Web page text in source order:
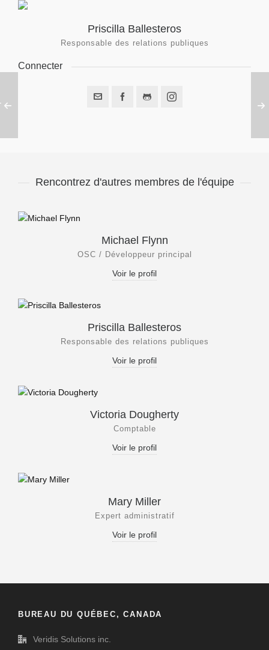
Priscilla Ballesteros
Responsable des relations publiques
Connecter
Rencontrez d'autres membres de l'équipe
Michael Flynn
OSC / Développeur principal
Voir le profil
Priscilla Ballesteros
Responsable des relations publiques
Voir le profil
Victoria Dougherty
Comptable
Voir le profil
Mary Miller
Expert administratif
Voir le profil
BUREAU DU QUÉBEC, CANADA
Veridis Solutions inc.